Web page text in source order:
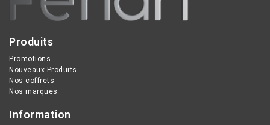
Produits
Promotions
Nouveaux Produits
Nos coffrets
Nos marques
Information